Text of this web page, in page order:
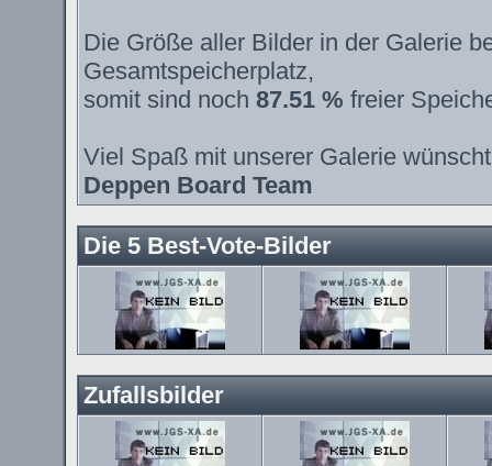
Die Größe aller Bilder in der Galerie
Gesamtspeicherplatz,
somit sind noch 87.51 % freier
Viel Spaß mit unserer Galerie
Deppen Board Team
Die 5 Best-Vote-Bilder
Zufallsbilder